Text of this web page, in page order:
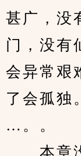
甚广，没
门，没有
会异常艰
了会孤独
…。。
本章没